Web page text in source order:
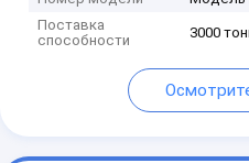
Поставка
способности
3000